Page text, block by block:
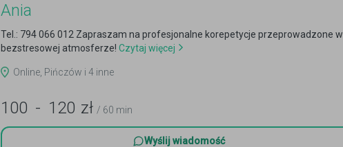
Ania
Tel.: 794 066 012 Zapraszam na profesjonalne korepetycje przeprowadzone w
bezstresowej atmosferze! Czytaj więcej
Online, Pińczów i 4 inne
100 - 120 zł / 60 min
Wyślij wiadomość